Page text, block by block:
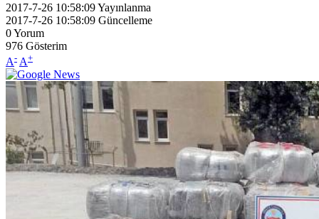
2017-7-26 10:58:09Yayınlanma
2017-7-26 10:58:09 Güncelleme
0Yorum
976 Gösterim
A- A+